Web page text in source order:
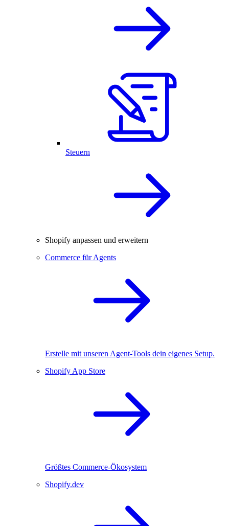
Steuern
Shopify anpassen und erweitern
Commerce für Agents
Erstelle mit unseren Agent-Tools dein eigenes Setup.
Shopify App Store
Größtes Commerce-Ökosystem
Shopify.dev